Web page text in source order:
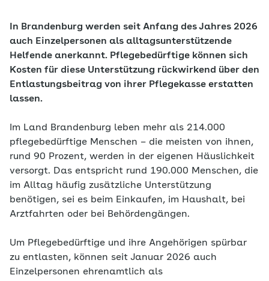
In Brandenburg werden seit Anfang des Jahres 2026
auch Einzelpersonen als alltagsunterstützende
Helfende anerkannt. Pflegebedürftige können sich
Kosten für diese Unterstützung rückwirkend über den
Entlastungsbeitrag von ihrer Pflegekasse erstatten
lassen.
Im Land Brandenburg leben mehr als 214.000
pflegebedürftige Menschen – die meisten von ihnen,
rund 90 Prozent, werden in der eigenen Häuslichkeit
versorgt. Das entspricht rund 190.000 Menschen, die
im Alltag häufig zusätzliche Unterstützung
benötigen, sei es beim Einkaufen, im Haushalt, bei
Arztfahrten oder bei Behördengängen.
Um Pflegebedürftige und ihre Angehörigen spürbar
zu entlasten, können seit Januar 2026 auch
Einzelpersonen ehrenamtlich als